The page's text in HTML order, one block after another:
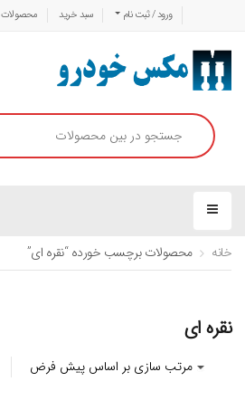
ورود / ثبت نام سبد خرید محصولات
خانه محصولات برچسب خورده “نقره ای”
نقره ای